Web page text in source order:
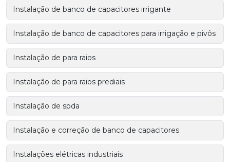
Instalação de banco de capacitores irrigante
Instalação de banco de capacitores para irrigação e pivôs
Instalação de para raios
Instalação de para raios prediais
Instalação de spda
Instalação e correção de banco de capacitores
Instalações elétricas industriais